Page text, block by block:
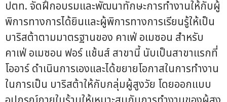
ปตท. จัดฝึกอบรมและพัฒนาทักษะการทำงานให้กับผู้
พิการทางการได้ยินและผู้พิการทางการเรียนรู้ให้เป็น
บาริสต้าตามมาตรฐานของ คาเฟ่ อเมซอน สำหรับ
คาเฟ่ อเมซอน ฟอร์ แช้นส์ สาขานี้ นับเป็นสาขาแรกที่
โออาร์ ดำเนินการเองและได้ขยายโอกาสในการทำงาน
ในการเป็น บาริสต้าให้กับกลุ่มผู้สูงวัย โดยออกแบบ